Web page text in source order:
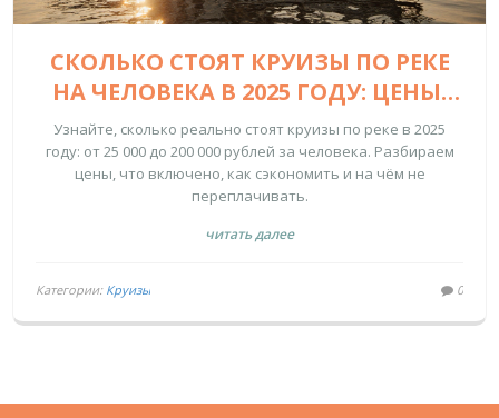
СКОЛЬКО СТОЯТ КРУИЗЫ ПО РЕКЕ
НА ЧЕЛОВЕКА В 2025 ГОДУ: ЦЕНЫ,
ЧТО ВКЛЮЧЕНО И КАК
СЭКОНОМИТЬ
Узнайте, сколько реально стоят круизы по реке в 2025
году: от 25 000 до 200 000 рублей за человека. Разбираем
цены, что включено, как сэкономить и на чём не
переплачивать.
читать далее
Категории: Круизы 0